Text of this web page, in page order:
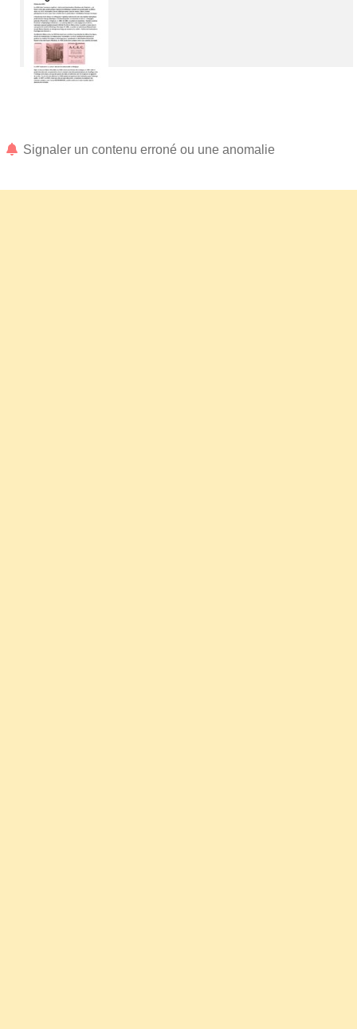
Signaler un contenu erroné ou une anomalie